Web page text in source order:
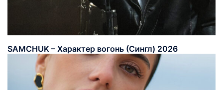
SAMCHUK – Характер вогонь (Сингл) 2026